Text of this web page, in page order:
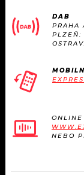
DAB
PRAHA
PLZEŇ:
ONLINE
NEBO